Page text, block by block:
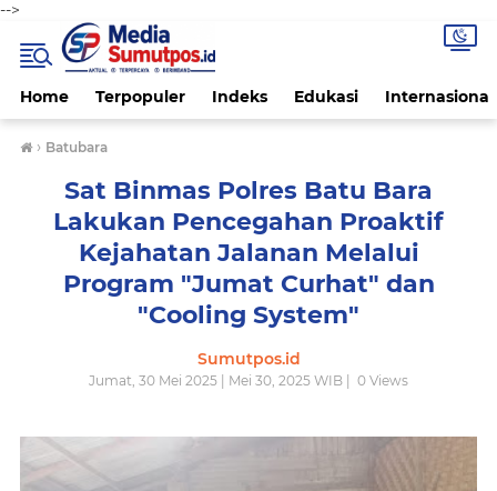
-->
Home Terpopuler Indeks Edukasi Internasional
› Batubara
Sat Binmas Polres Batu Bara
Lakukan Pencegahan Proaktif
Kejahatan Jalanan Melalui
Program "Jumat Curhat" dan
"Cooling System"
Sumutpos.id
Jumat, 30 Mei 2025 | Mei 30, 2025 WIB | 0 Views